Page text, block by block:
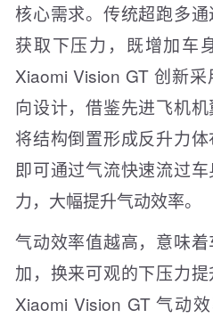
核心需求。传统超跑多
获取下压力，既增加车
Xiaomi Vision GT 创新
向设计，借鉴先进飞机机
将结构倒置形成反升力体
即可通过气流快速流过
力，大幅提升气动效率。
气动效率值越高，意味
加，换来可观的下压力提
Xiaomi Vision GT 气动